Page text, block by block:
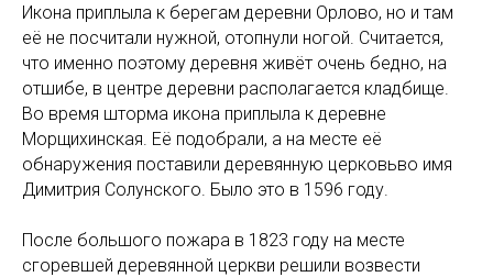
Икона приплыла к берегам деревни Орлово, но и там
её не посчитали нужной, отопнули ногой. Считается,
что именно поэтому деревня живёт очень бедно, на
отшибе, в центре деревни располагается кладбище.
Во время шторма икона приплыла к деревне
Морщихинская. Её подобрали, а на месте её
обнаружения поставили деревянную церковьво имя
Димитрия Солунского. Было это в 1596 году.
После большого пожара в 1823 году на месте
сгоревшей деревянной церкви решили возвести